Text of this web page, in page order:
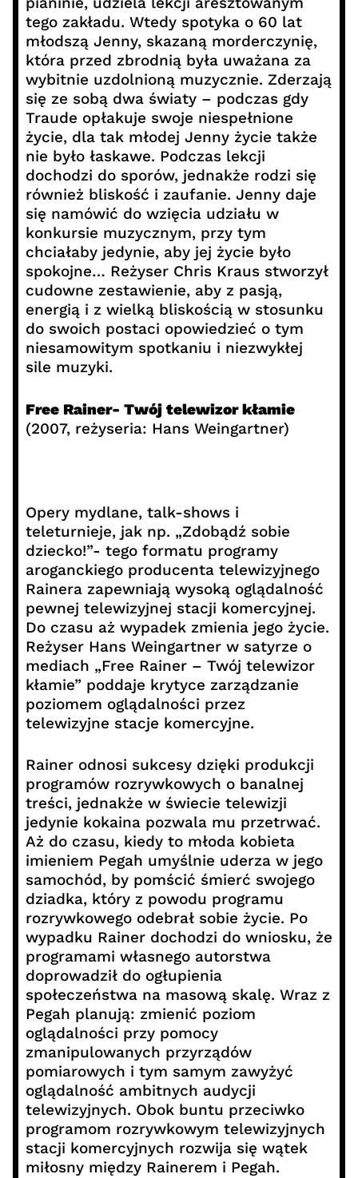
tego zakładu. Wtedy spotyka o 60 lat
młodszą Jenny, skazaną morderczynię,
która przed zbrodnią była uważana za
wybitnie uzdolnioną muzycznie. Zderzają
się ze sobą dwa światy – podczas gdy
Traude opłakuje swoje niespełnione
życie, dla tak młodej Jenny życie także
nie było łaskawe. Podczas lekcji
dochodzi do sporów, jednakże rodzi się
również bliskość i zaufanie. Jenny daje
się namówić do wzięcia udziału w
konkursie muzycznym, przy tym
chciałaby jedynie, aby jej życie było
spokojne… Reżyser Chris Kraus stworzył
cudowne zestawienie, aby z pasją,
energią i z wielką bliskością w stosunku
do swoich postaci opowiedzieć o tym
niesamowitym spotkaniu i niezwykłej
sile muzyki.
Free Rainer- Twój telewizor kłamie
(2007, reżyseria: Hans Weingartner)
Opery mydlane, talk-shows i
teleturnieje, jak np. „Zdobądź sobie
dziecko!”- tego formatu programy
aroganckiego producenta telewizyjnego
Rainera zapewniają wysoką oglądalność
pewnej telewizyjnej stacji komercyjnej.
Do czasu aż wypadek zmienia jego życie.
Reżyser Hans Weingartner w satyrze o
mediach „Free Rainer – Twój telewizor
kłamie” poddaje krytyce zarządzanie
poziomem oglądalności przez
telewizyjne stacje komercyjne.
Rainer odnosi sukcesy dzięki produkcji
programów rozrywkowych o banalnej
treści, jednakże w świecie telewizji
jedynie kokaina pozwala mu przetrwać.
Aż do czasu, kiedy to młoda kobieta
imieniem Pegah umyślnie uderza w jego
samochód, by pomścić śmierć swojego
dziadka, który z powodu programu
rozrywkowego odebrał sobie życie. Po
wypadku Rainer dochodzi do wniosku, że
programami własnego autorstwa
doprowadził do ogłupienia
społeczeństwa na masową skalę. Wraz z
Pegah planują: zmienić poziom
oglądalności przy pomocy
zmanipulowanych przyrządów
pomiarowych i tym samym zawyżyć
oglądalność ambitnych audycji
telewizyjnych. Obok buntu przeciwko
programom rozrywkowym telewizyjnych
stacji komercyjnych rozwija się wątek
miłosny między Rainerem i Pegah.